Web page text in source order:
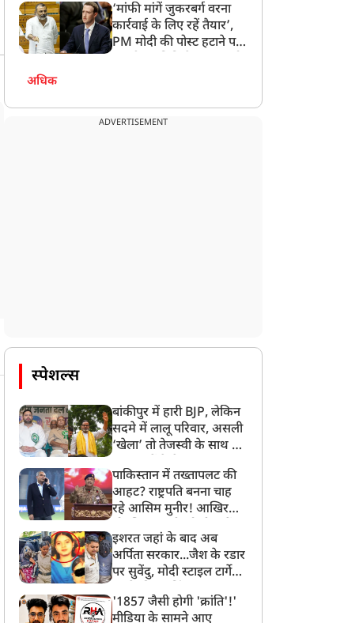
‘मांफी मांगें जुकरबर्ग वरना
कार्रवाई के लिए रहें तैयार’,
PM मोदी की पोस्ट हटाने पर
अधिक
ADVERTISEMENT
स्पेशल्स
बांकीपुर में हारी BJP, लेकिन
सदमे में लालू परिवार, असली
‘खेला’ तो तेजस्वी के साथ हो
पाकिस्तान में तख्तापलट की
आहट? राष्ट्रपति बनना चाह
रहे आसिम मुनीर! आखिर
बनाया मोहरा?
इशरत जहां के बाद अब
अर्पिता सरकार...जैश के रडार
पर सुवेंदु, मोदी स्टाइल टार्गेट
बड़ा एक्शन!
'1857 जैसी होगी 'क्रांति'!'
मीडिया के सामने आए